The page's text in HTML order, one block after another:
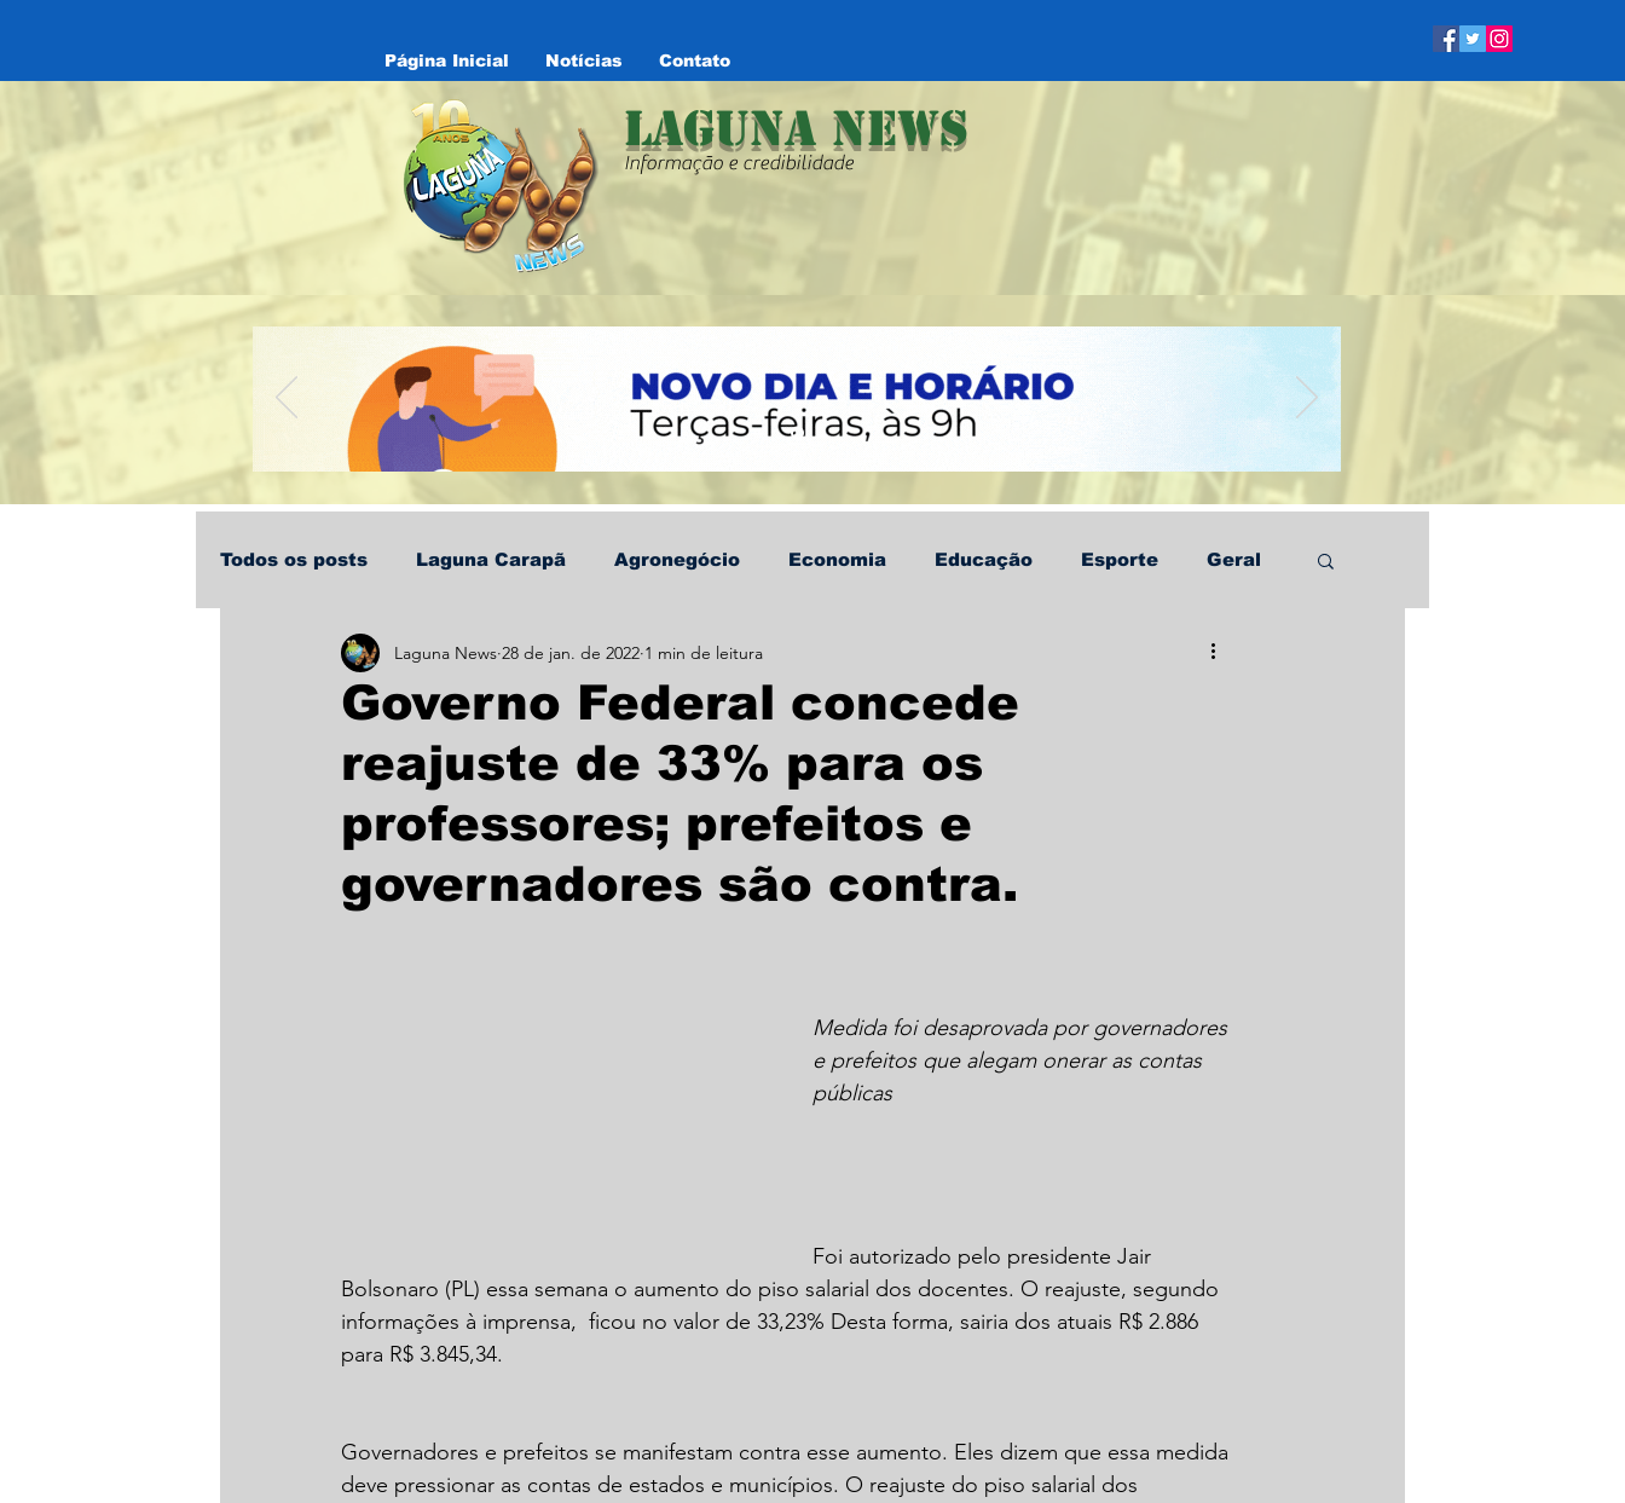
Página Inicial Notícias Contato
Laguna News
Informação e credibilidade
Todos os posts Laguna Carapã Agronegócio Economia Educação Esporte Geral
Policial Política Saúde Informe Publicitário
Governo Federal concede
reajuste de 33% para os
professores; prefeitos e
governadores são contra.
Laguna News 28 de jan. de 2022 1 min de leitura
Medida foi desaprovada por governadores
e prefeitos que alegam onerar as contas
públicas
Foi autorizado pelo presidente Jair
Bolsonaro (PL) essa semana o aumento do piso salarial dos docentes. O reajuste, segundo
informações à imprensa,  ficou no valor de 33,23% Desta forma, sairia dos atuais R$ 2.886
para R$ 3.845,34.
Governadores e prefeitos se manifestam contra esse aumento. Eles dizem que essa medida
deve pressionar as contas de estados e municípios. O reajuste do piso salarial dos